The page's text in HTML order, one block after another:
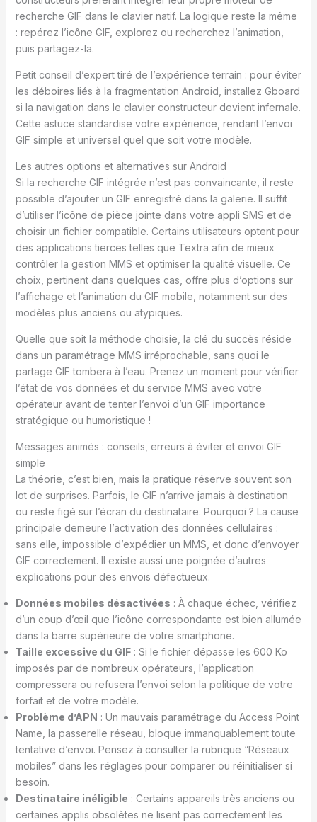
recherche GIF dans le clavier natif. La logique reste la même
: repérez l’icône GIF, explorez ou recherchez l’animation,
puis partagez-la.
Petit conseil d’expert tiré de l’expérience terrain : pour éviter
les déboires liés à la fragmentation Android, installez Gboard
si la navigation dans le clavier constructeur devient infernale.
Cette astuce standardise votre expérience, rendant l’envoi
GIF simple et universel quel que soit votre modèle.
Les autres options et alternatives sur Android
Si la recherche GIF intégrée n’est pas convaincante, il reste
possible d’ajouter un GIF enregistré dans la galerie. Il suffit
d’utiliser l’icône de pièce jointe dans votre appli SMS et de
choisir un fichier compatible. Certains utilisateurs optent pour
des applications tierces telles que Textra afin de mieux
contrôler la gestion MMS et optimiser la qualité visuelle. Ce
choix, pertinent dans quelques cas, offre plus d’options sur
l’affichage et l’animation du GIF mobile, notamment sur des
modèles plus anciens ou atypiques.
Quelle que soit la méthode choisie, la clé du succès réside
dans un paramétrage MMS irréprochable, sans quoi le
partage GIF tombera à l’eau. Prenez un moment pour vérifier
l’état de vos données et du service MMS avec votre
opérateur avant de tenter l’envoi d’un GIF importance
stratégique ou humoristique !
Messages animés : conseils, erreurs à éviter et envoi GIF
simple
La théorie, c’est bien, mais la pratique réserve souvent son
lot de surprises. Parfois, le GIF n’arrive jamais à destination
ou reste figé sur l’écran du destinataire. Pourquoi ? La cause
principale demeure l’activation des données cellulaires :
sans elle, impossible d’expédier un MMS, et donc d’envoyer
GIF correctement. Il existe aussi une poignée d’autres
explications pour des envois défectueux.
Données mobiles désactivées : À chaque échec, vérifiez
d’un coup d’œil que l’icône correspondante est bien allumée
dans la barre supérieure de votre smartphone.
Taille excessive du GIF: Si le fichier dépasse les 600 Ko
imposés par de nombreux opérateurs, l’application
compressera ou refusera l’envoi selon la politique de votre
forfait et de votre modèle.
Problème d’APN : Un mauvais paramétrage du Access Point
Name, la passerelle réseau, bloque immanquablement toute
tentative d’envoi. Pensez à consulter la rubrique “Réseaux
mobiles” dans les réglages pour comparer ou réinitialiser si
besoin.
Destinataire inéligible : Certains appareils très anciens ou
certaines applis obsolètes ne lisent pas correctement les